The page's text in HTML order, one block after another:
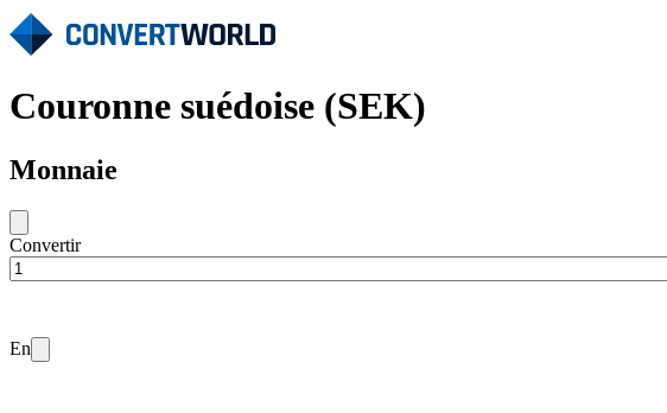
Couronne suédoise (SEK)
Monnaie
Convertir
En